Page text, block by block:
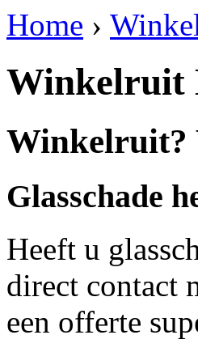
Home ›
Winkelruit
Winkelruit?
Glasschade
Heeft u
direct contact
een offerte